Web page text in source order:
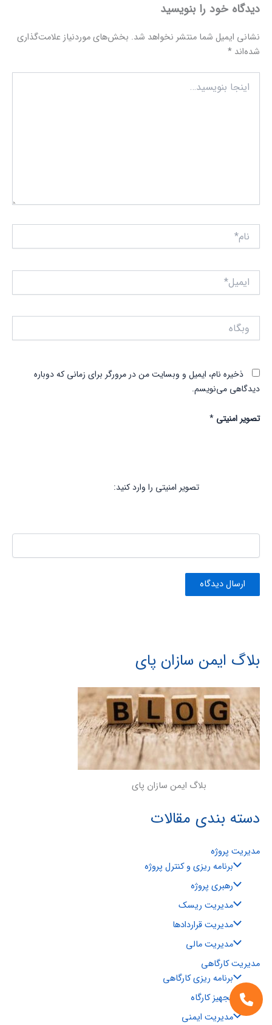
دیدگاه‌ خود را بنویسید
نشانی ایمیل شما منتشر نخواهد شد. بخش‌های موردنیاز علامت‌گذاری
شده‌اند *
بنویسید…
ایمیل*
ذخیره نام، ایمیل و وبسایت من در مرورگر برای زمانی که دوباره
دیدگاهی می‌نویسم.
تصویر امنیتی *
تصویر امنیتی را وارد کنید:
بلاگ ایمن سازان پای
بلاگ ایمن سازان پای
دسته بندی مقالات
مدیریت پروژه
برنامه ریزی و کنترل پروژه
رهبری پروژه
مدیریت ریسک
مدیریت قراردادها
مدیریت مالی
مدیریت کارگاهی
برنامه ریزی کارگاهی
تجهیز کارگاه
مدیریت ایمنی